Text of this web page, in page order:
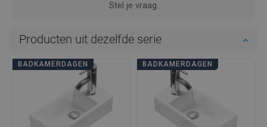
Stel je vraag.
Producten uit dezelfde serie
BADKAMERDAGEN BADKAMERDAGEN